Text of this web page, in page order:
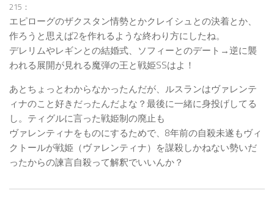
215：
エピローグのザクスタン情勢とかクレイシュとの決着とか、
作ろうと思えば2を作れるような終わり方にしたね。
デレリムやレギンとの結婚式、ソフィーとのデート→逆に襲
われる展開が見れる魔弾の王と戦姫SSはよ！
あとちょっとわからなかったんだが、ルスランはヴァレンテ
ィナのこと好きだったんだよな？最後に一緒に身投げしてる
し。ティグルに言った戦姫制の廃止も
ヴァレンティナをものにするためで、8年前の自殺未遂もヴィ
クトールが戦姫（ヴァレンティナ）を謀殺しかねない勢いだ
ったからの諫言自殺って解釈でいいんか？